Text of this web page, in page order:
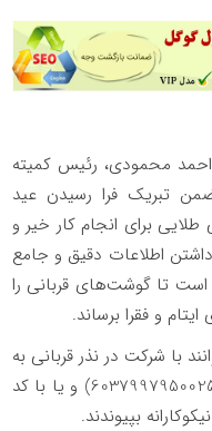
محمودی، رئیس کمیته
ضمن تبریک فرا رسیدن عید
برای انجام کار خیر و
اطلاعات دقیق و جامع
است تا گوشت‌های قربانی را
و فقرا برساند.
با شرکت در نذر قربانی به
صورت نقدی از طریق شماره کارت (6037997950025800) و یا با کد